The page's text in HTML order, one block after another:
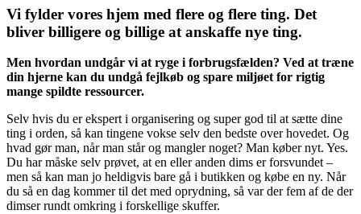
Vi fylder vores hjem med flere og flere ting. Det
bliver billigere og billige at anskaffe nye ting.
Men hvordan undgår vi at ryge i forbrugsfælden? Ved at træne
din hjerne kan du undgå fejlkøb og spare miljøet for rigtig
mange spildte ressourcer.
Selv hvis du er ekspert i organisering og super god til at sætte dine
ting i orden, så kan tingene vokse selv den bedste over hovedet. Og
hvad gør man, når man står og mangler noget? Man køber nyt. Yes.
Du har måske selv prøvet, at en eller anden dims er forsvundet –
men så kan man jo heldigvis bare gå i butikken og købe en ny. Når
du så en dag kommer til det med oprydning, så var der fem af de der
dimser rundt omkring i forskellige skuffer.